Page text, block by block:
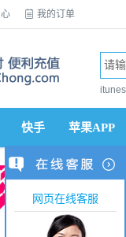
 我的订单
快手 苹果APP
网页在线客服